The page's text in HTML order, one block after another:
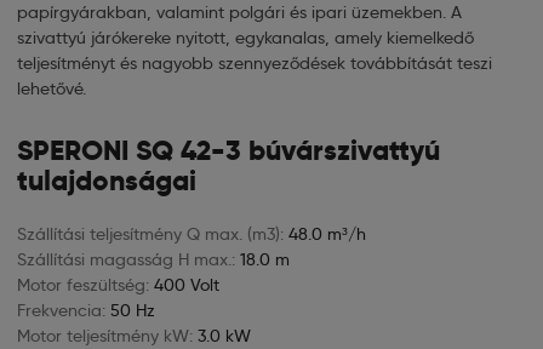
papírgyárakban, valamint polgári és ipari üzemekben. A
szivattyú járókereke nyitott, egykanalas, amely kiemelkedő
teljesítményt és nagyobb szennyeződések továbbítását teszi
lehetővé.
SPERONI SQ 42-3 búvárszivattyú
tulajdonságai
Szállítási teljesítmény Q max. (m3): 48.0 m³/h
Szállítási magasság H max.: 18.0 m
Motor feszültség: 400 Volt
Frekvencia: 50 Hz
Motor teljesítmény kW: 3.0 kW